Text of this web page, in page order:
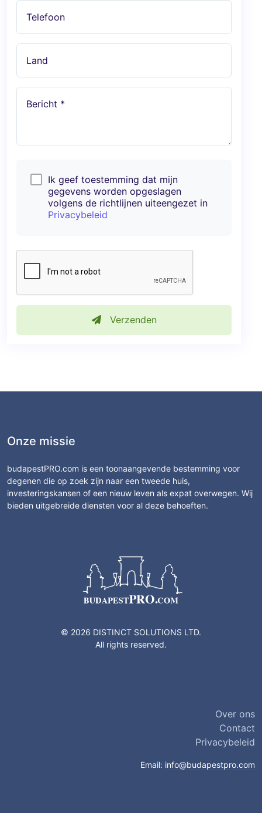
Telefoon
Land
Bericht *
Ik geef toestemming dat mijn
gegevens worden opgeslagen
volgens de richtlijnen uiteengezet in
Privacybeleid
Verzenden
Onze missie
budapestPRO.com is een toonaangevende bestemming voor
degenen die op zoek zijn naar een tweede huis,
investeringskansen of een nieuw leven als expat overwegen. Wij
bieden uitgebreide diensten voor al deze behoeften.
© 2026 DISTINCT SOLUTIONS LTD.
All rights reserved.
Over ons
Contact
Privacybeleid
Email: info@budapestpro.com